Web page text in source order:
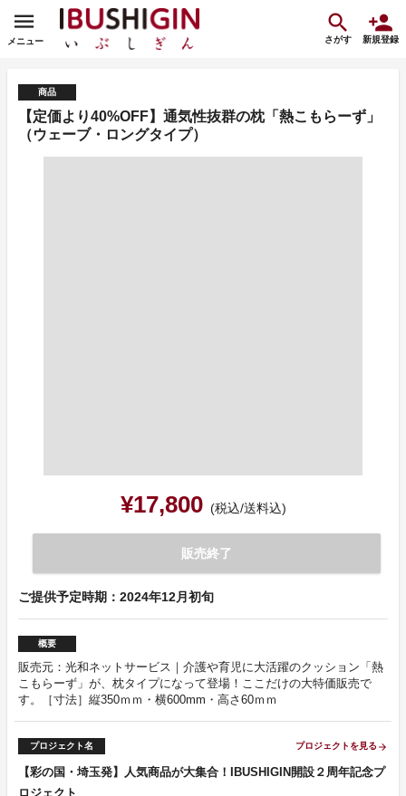
メニュー さがす 新規登録
商品
【定価より40%OFF】通気性抜群の枕「熱こもらーず」
（ウェーブ・ロングタイプ）
¥17,800 (税込/送料込)
販売終了
ご提供予定時期：2024年12月初旬
概要
販売元：光和ネットサービス｜介護や育児に大活躍のクッション「熱
こもらーず」が、枕タイプになって登場！ここだけの大特価販売で
す。［寸法］縦350ｍｍ・横600mm・高さ60ｍｍ
プロジェクト名 プロジェクトを見る arrow_forward
【彩の国・埼玉発】人気商品が大集合！IBUSHIGIN開設２周年記念プ
ロジェクト